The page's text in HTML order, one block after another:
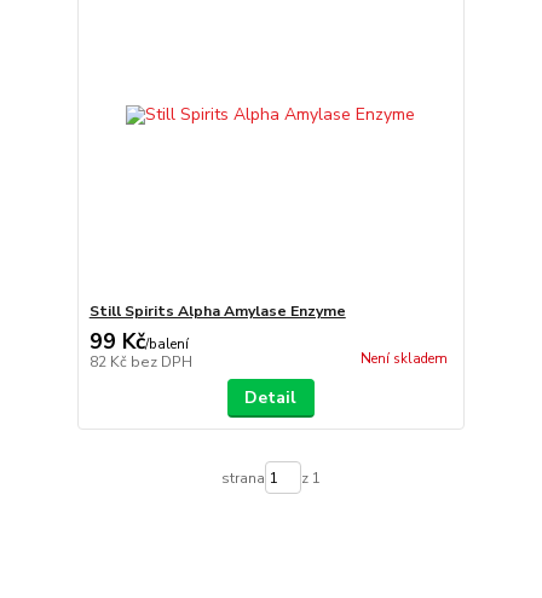
Still Spirits Alpha Amylase Enzyme
99 Kč/balení
82 Kč bez DPH Není skladem
Detail
strana z 1